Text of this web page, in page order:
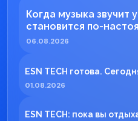
Когда музыка звучит
становится по-
06.08.2026
ESN TECH готова.
01.08.2026
ESN TECH: пока вы